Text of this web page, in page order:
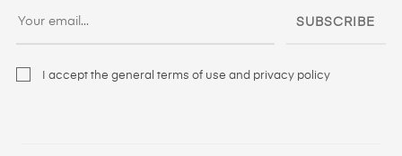
SUBSCRIBE
I accept the general terms of use and privacy policy